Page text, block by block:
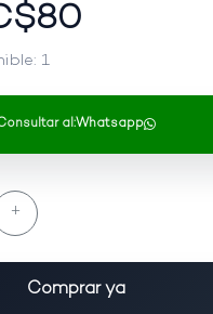
80
1
al:Whatsapp
+
Comprar ya